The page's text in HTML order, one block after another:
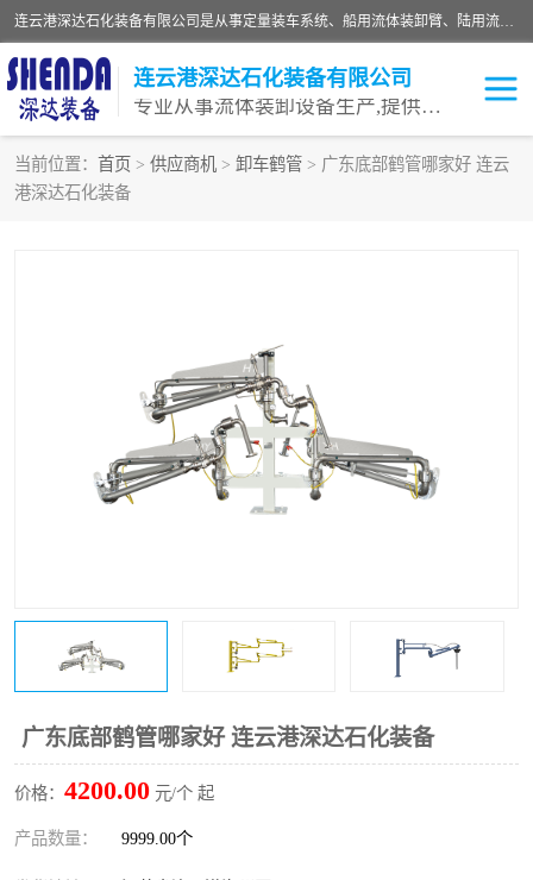
连云港深达石化装备有限公司是从事定量装车系统、船用流体装卸臂、陆用流体装卸臂（鹤管）、活动梯、钢构平台等全系列流体装卸设备的设计、制造、销售以及服务的专业供应商。公司始终以客户为中心，密切跟踪国内外油气储运及装卸设备先进技术的发展，以先进的技术、优质的产品、一流的服务，满足客户需求。
连云港深达石化装备有限公司
专业从事流体装卸设备生产,提供全面解决方案，生产与定制服务
当前位置： 首页 > 供应商机 > 卸车鹤管 > 广东底部鹤管哪家好 连云
港深达石化装备
广东底部鹤管哪家好 连云港深达石化装备
价格： 4200.00 元/个 起
产品数量： 9999.00个
鹤管
输油臂
汽车鹤管
火车鹤管